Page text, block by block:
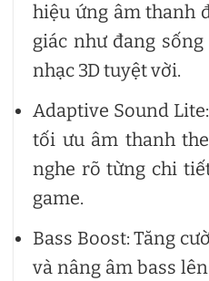
hiệu ứng âm thanh
giác như đang
nhạc 3D tuyệt vời.
Adaptive Sound
tối ưu âm thanh
nghe rõ từng chi
game.
Bass Boost: Tăng
và nâng âm bass